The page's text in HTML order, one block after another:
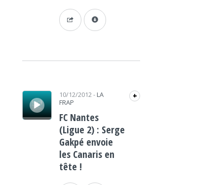
Lecteur audio 10/12/2012- LA
FRAP
+
FC Nantes
(Ligue 2) : Serge
Gakpé envoie
les Canaris en
tête !